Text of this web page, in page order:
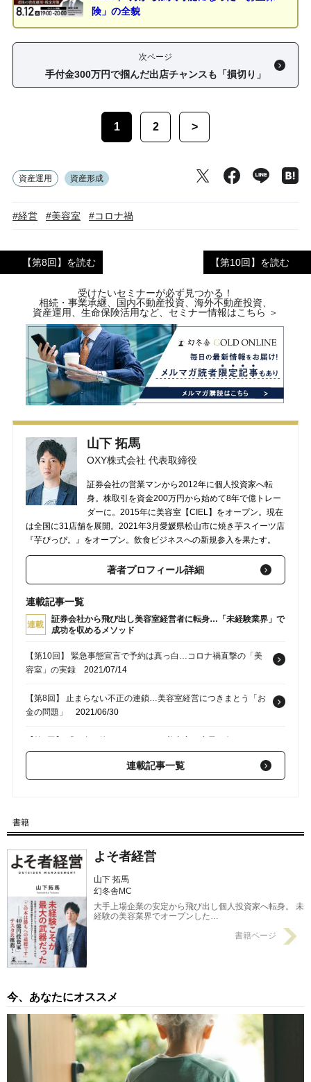
険」の全貌
次ページ
手付金300万円で掴んだ出店チャンスも「損切り」
1 2 >
資産運用 資産形成
#経営 #美容室 #コロナ禍
【第8回】を読む 【第10回】を読む
受けたいセミナーが必ず見つかる！
相続・事業承継、国内不動産投資、海外不動産投資、
資産運用、生命保険活用など、セミナー情報はこちら ＞
山下 拓馬
OXY株式会社 代表取締役
証券会社の営業マンから2012年に個人投資家へ転
身。株取引を資金200万円から始めて8年で億トレー
ダーに。2015年に美容室【CIEL】をオープン。現在
は全国に31店舗を展開。2021年3月愛媛県松山市に焼き芋スイーツ店
『芋ぴっぴ。』をオープン。飲食ビジネスへの新規参入を果たす。
著者プロフィール詳細
連載記事一覧
連載
証券会社から飛び出し美容室経営者に転身…「未経験業界」で
成功を収めるメソッド
【第10回】 緊急事態宣言で予約は真っ白…コロナ禍直撃の「美
容室」の実録 2021/07/14
【第8回】 止まらない不正の連鎖…美容室経営につきまとう「お
金の問題」
2021/06/30
た、ある疑念2021/06/23
【第6回】 「一人では、経営の仕組みが作れない」…美容業界の
【第5回】 高額過ぎるシャンプー、非正規雇用の罠…美容業界が
連載記事一覧
書籍
よそ者経営
山下 拓馬
幻冬舎MC
大手上場企業の安定から飛び出し個人投資家へ転身。 未
経験の美容業界でオープンした…
書籍ページ
今、あなたにオススメ